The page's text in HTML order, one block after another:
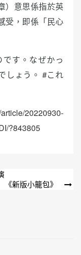
）意思係指於英
受，即係「民心
です。なぜかっ
しょう。 #これ
20220930-
?843805
《新版小籠包》